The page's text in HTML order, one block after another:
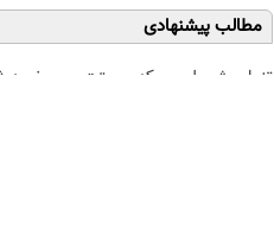
مطالب پیشنهادی
تنها روش طبیعی که پوستت رو